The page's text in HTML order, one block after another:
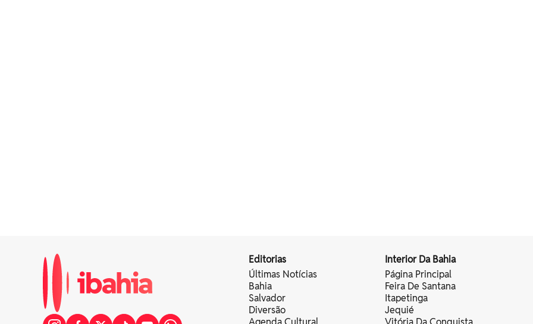
Editorias
Últimas Notícias
Bahia
Salvador
Diversão
Interior Da Bahia
Página Principal
Feira De Santana
Itapetinga
Jequié